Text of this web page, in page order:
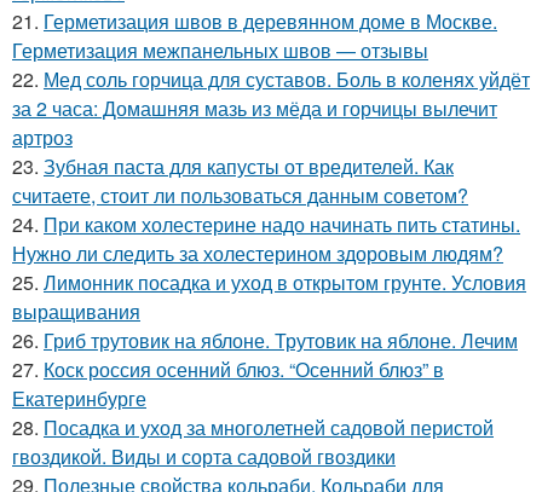
21. Герметизация швов в деревянном доме в Москве.
Герметизация межпанельных швов — отзывы
22. Мед соль горчица для суставов. Боль в коленях уйдёт
за 2 часа: Домашняя мазь из мёда и горчицы вылечит
артроз
23. Зубная паста для капусты от вредителей. Как
считаете, стоит ли пользоваться данным советом?
24. При каком холестерине надо начинать пить статины.
Нужно ли следить за холестерином здоровым людям?
25. Лимонник посадка и уход в открытом грунте. Условия
выращивания
26. Гриб трутовик на яблоне. Трутовик на яблоне. Лечим
27. Коск россия осенний блюз. “Осенний блюз” в
Екатеринбурге
28. Посадка и уход за многолетней садовой перистой
гвоздикой. Виды и сорта садовой гвоздики
29. Полезные свойства кольраби. Кольраби для